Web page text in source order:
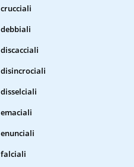
crucciali
debbiali
discacciali
disincrociali
disselciali
emaciali
enunciali
falciali